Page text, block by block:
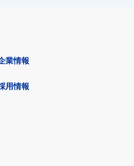
業情報
用情報